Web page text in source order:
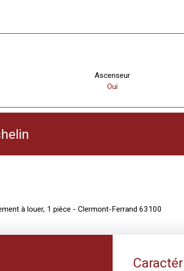
Ascenseur
Oui
à louer, 1 pièce - Clermont-Ferrand 63100